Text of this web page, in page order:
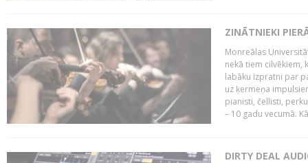
ZINĀTNIEKI
Monreālas
nekā tiem cilvēkiem,
labāku izpratni par
uz ķermeņa
pianisti, čellisti,
– 10 gadu vecumā.
DIRTY DEAL